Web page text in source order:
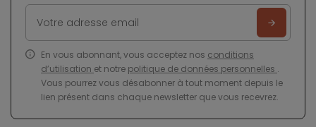
En vous abonnant, vous acceptez nos conditions
d’utilisation et notre politique de données personnelles .
Vous pourrez vous désabonner à tout moment depuis le
lien présent dans chaque newsletter que vous recevrez.